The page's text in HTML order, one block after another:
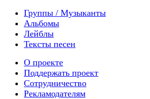
Группы / Музыканты
Альбомы
Лейблы
Тексты песен
О проекте
Поддержать проект
Сотрудничество
Рекламодателям